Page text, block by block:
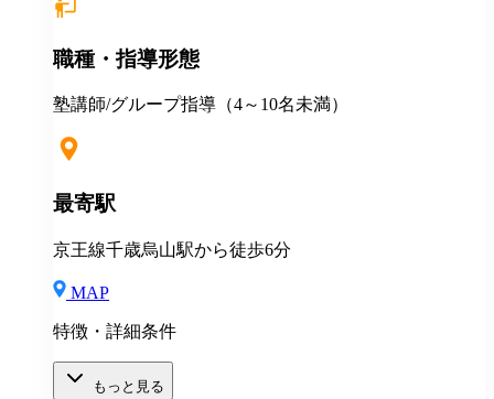
職種・指導形態
塾講師/グループ指導（4～10名未満）
最寄駅
京王線千歳烏山駅から徒歩6分
MAP
特徴・詳細条件
もっと見る